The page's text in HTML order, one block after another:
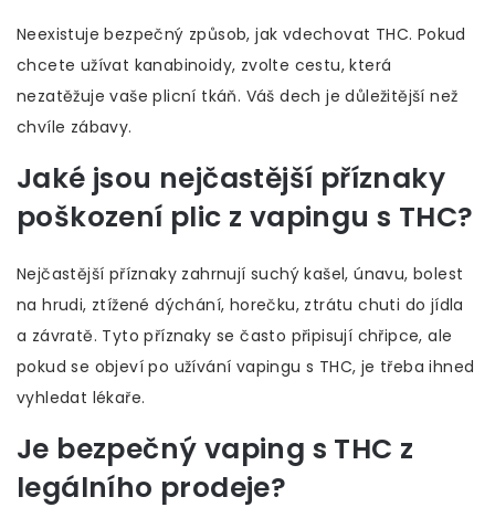
Neexistuje bezpečný způsob, jak vdechovat THC. Pokud
chcete užívat kanabinoidy, zvolte cestu, která
nezatěžuje vaše plicní tkáň. Váš dech je důležitější než
chvíle zábavy.
Jaké jsou nejčastější příznaky
poškození plic z vapingu s THC?
Nejčastější příznaky zahrnují suchý kašel, únavu, bolest
na hrudi, ztížené dýchání, horečku, ztrátu chuti do jídla
a závratě. Tyto příznaky se často připisují chřipce, ale
pokud se objeví po užívání vapingu s THC, je třeba ihned
vyhledat lékaře.
Je bezpečný vaping s THC z
legálního prodeje?